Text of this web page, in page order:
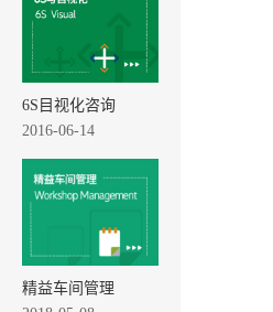
6S目视化咨询
2016-06-14
精益车间管理